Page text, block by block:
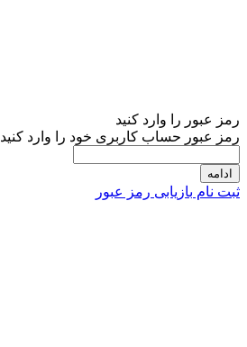
رمز عبور را وارد کنید
رمز عبور حساب کاربری خود را وارد کنید
ادامه
ثبت نام بازیابی رمز عبور